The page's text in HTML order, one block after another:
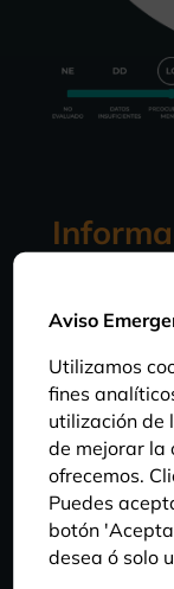
Es un animal
raíces,
de árboles,
carroña o
sales
Aviso
Utilizamos
fines
utilización de
de mejorar la
ofrecemos.
Puedes
botón
desea ó solo